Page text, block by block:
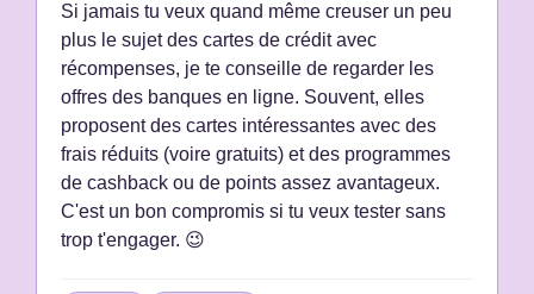
Si jamais tu veux quand même creuser un peu
plus le sujet des cartes de crédit avec
récompenses, je te conseille de regarder les
offres des banques en ligne. Souvent, elles
proposent des cartes intéressantes avec des
frais réduits (voire gratuits) et des programmes
de cashback ou de points assez avantageux.
C'est un bon compromis si tu veux tester sans
trop t'engager. 😉